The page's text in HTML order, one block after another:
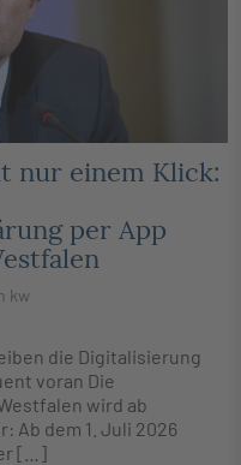
nur einem Klick:
per App
kw
die Digitalisierung
voran Die
wird ab
Ab dem 1. Juli 2026
[…]